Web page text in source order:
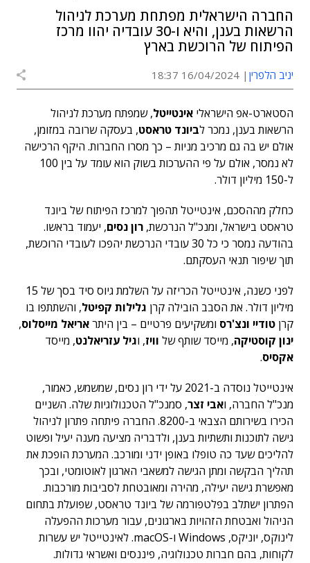
החברה הישראלית מפתחת מערכת לניהול
הרשאות בענן, והיא ו-30 עובדיה יהוו מרכז
הפיתוח של הרוכשת בארץ
יניב הלפרין 16/04/2024 18:37
הסטארט-אפ הישראלי אינטייטל, שמפתח מערכת לניהול
הרשאות בענן, נמכר לביונד טראסט, בעסקה שרובה במזומן,
אולם יש בה גם מרכיב מניות – כך מסרו החברות. היקף הרכישה
לא נמסר, אולם על פי ההערכות בשוק הוא עומד על בין 100
ל-150 מיליון דולר.
כחלק מההסכם, אינטייטל תהפוך למרכז הפיתוח של ביונד
טראסט בישראל, ומנכ"ל הנרכשת, רון נסים, יעמוד בראשו.
בהודעה נמסר כי כל 30 עובדי הנרכשת יהפכו לעובדי הרוכשת,
תוך שיפור תנאי העסקתם.
לפני כשנה, אינטייטל הכריזה על השלמת גיוס סיד בסך של 15
מיליון דולר. את הסבב הובילה קרן גלילות קפיטל, והשתתפו בו
קרן טודיי ונצ'רס ומשקיעים פרטיים – בין היתראריאל מייסלוס,
ינון קוסטיקה, מייסד שותף של וויז, וגיל עזריאלנט, מייסד
אקסיס.
אינטייטל נוסדה ב-2021 על ידי רון נסים, שמשמש, כאמור,
מנכ"ל החברה, ואבי זצר, סמנכ"ל הטכנולוגיות שלה. השניים
הכירו בשירותם הצבאי ב-8200. החברה פיתחה פתרון לניהול
גישה לתוכנות ותשתיות בענן, ולדבריה מציעה מענה יעיל ופשוט
להליכים שעד כה טופלו באופן ידני ומורכב. המערכת הופכת את
תהליך הבקשה ומתן הגישה למשאבי הארגון לאוטומטי, ובכך
מאפשרת גישה יעילה, מהירה ומאובטחת לסביבות מורכבות.
הפתרון ישתלב בפלטפורמה של ביונד טראסט, שפועלת בתחום
הניהול ואבטחת הזהויות בארגונים, עבור מערכות ההפעלה
לינוקס, יוניקס, Windows ו-macOS. לאינטייטל יש עשרות
לקוחות, בהם חברות טכנולוגיה, פיננסים ואשראי גדולות.